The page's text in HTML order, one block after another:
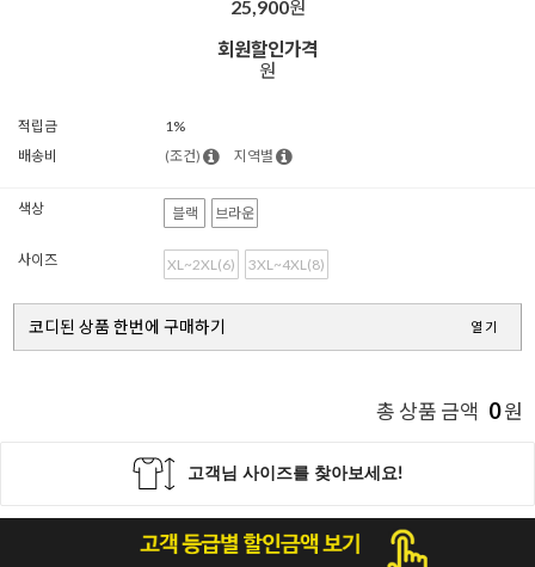
25,900원
회원할인가격
원
적립금
1%
배송비
(조건) 지역별
색상 블랙 브라운
사이즈 XL~2XL(6) 3XL~4XL(8)
코디된 상품 한번에 구매하기 열기
총 상품 금액 0원